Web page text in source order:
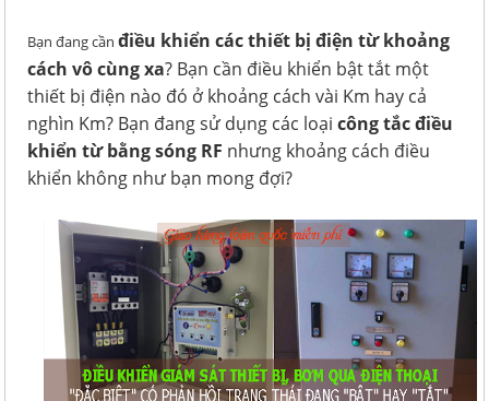
Bạn đang cầnđiều khiển các thiết bị điện từ khoảng
cách vô cùng xa? Bạn cần điều khiển bật tắt một
thiết bị điện nào đó ở khoảng cách vài Km hay cả
nghìn Km? Bạn đang sử dụng các loạicông tắc điều
khiển từ bằng sóng RF nhưng khoảng cách điều
khiển không như bạn mong đợi?